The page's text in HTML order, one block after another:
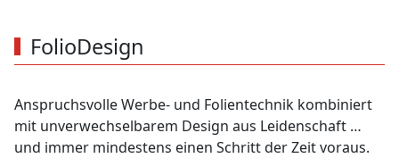
FolioDesign
Anspruchsvolle Werbe- und Folientechnik kombiniert
mit unverwechselbarem Design aus Leidenschaft …
und immer mindestens einen Schritt der Zeit voraus.